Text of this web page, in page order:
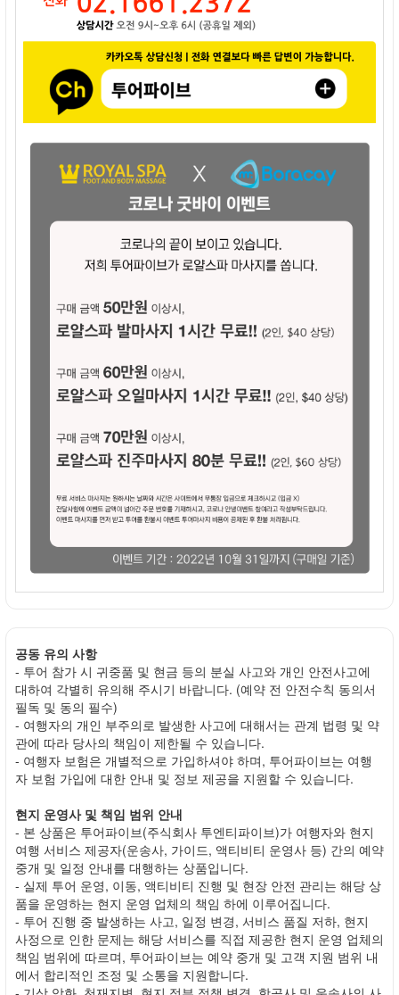
공동 유의 사항
- 투어 참가 시 귀중품 및 현금 등의 분실 사고와 개인 안전사고에
대하여 각별히 유의해 주시기 바랍니다. (예약 전 안전수칙 동의서
필독 및 동의 필수)
- 여행자의 개인 부주의로 발생한 사고에 대해서는 관계 법령 및 약
관에 따라 당사의 책임이 제한될 수 있습니다.
- 여행자 보험은 개별적으로 가입하셔야 하며, 투어파이브는 여행
자 보험 가입에 대한 안내 및 정보 제공을 지원할 수 있습니다.
현지 운영사 및 책임 범위 안내
- 본 상품은 투어파이브(주식회사 투엔티파이브)가 여행자와 현지
여행 서비스 제공자(운송사, 가이드, 액티비티 운영사 등) 간의 예약
중개 및 일정 안내를 대행하는 상품입니다.
- 실제 투어 운영, 이동, 액티비티 진행 및 현장 안전 관리는 해당 상
품을 운영하는 현지 운영 업체의 책임 하에 이루어집니다.
- 투어 진행 중 발생하는 사고, 일정 변경, 서비스 품질 저하, 현지
사정으로 인한 문제는 해당 서비스를 직접 제공한 현지 운영 업체의
책임 범위에 따르며, 투어파이브는 예약 중개 및 고객 지원 범위 내
에서 합리적인 조정 및 소통을 지원합니다.